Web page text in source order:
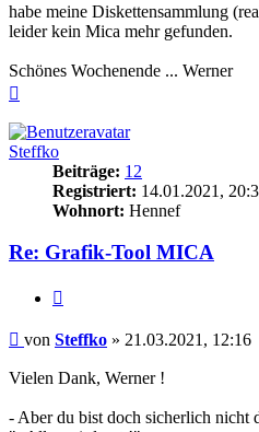
habe meine Diskettensammlung
leider kein Mica mehr gefunden.
Schönes Wochenende ... Werner
Steffko
Beiträge: 12
Registriert: 14.01.2021,
Wohnort: Hennef
Re: Grafik-Tool MICA
Beitrag
von Steffko » 21.03.2021, 12:16
Vielen Dank, Werner !
- Aber du bist doch sicherlich nicht